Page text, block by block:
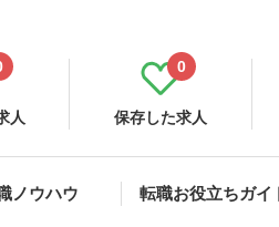
人 保存した求人
0
ノウハウ 転職お役立ちガイ